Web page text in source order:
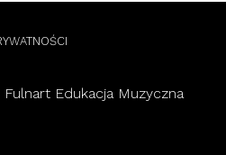
Edukacja Muzyczna